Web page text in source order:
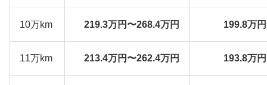
10万km 219.3万円〜268.4万円 199.8万
11万km 213.4万円〜262.4万円 193.8万